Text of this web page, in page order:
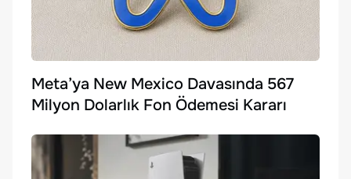
Meta’ya New Mexico Davasında 567
Milyon Dolarlık Fon Ödemesi Kararı